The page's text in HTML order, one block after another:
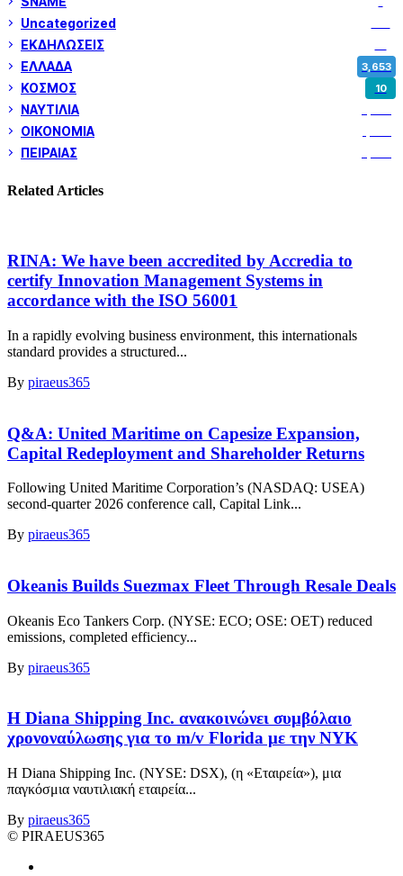
Uncategorized
ΕΚΔΗΛΩΣΕΙΣ
ΕΛΛΑΔΑ 3,653
ΚΟΣΜΟΣ 10
ΝΑΥΤΙΛΙΑ
ΟΙΚΟΝΟΜΙΑ
ΠΕΙΡΑΙΑΣ
Related Articles
RINA: We have been accredited by Accredia to
certify Innovation Management Systems in
accordance with the ISO 56001
In a rapidly evolving business environment, this internationals
standard provides a structured...
By piraeus365
Q&A: United Maritime on Capesize Expansion,
Capital Redeployment and Shareholder Returns
Following United Maritime Corporation’s (NASDAQ: USEA)
second-quarter 2026 conference call, Capital Link...
By piraeus365
Okeanis Builds Suezmax Fleet Through Resale Deals
Okeanis Eco Tankers Corp. (NYSE: ECO; OSE: OET) reduced
emissions, completed efficiency...
By piraeus365
Η Diana Shipping Inc. ανακοινώνει συμβόλαιο
χρονοναύλωσης για το m/v Florida με την NYK
Η Diana Shipping Inc. (NYSE: DSX), (η «Εταιρεία»), μια
παγκόσμια ναυτιλιακή εταιρεία...
By piraeus365
© PIRAEUS365